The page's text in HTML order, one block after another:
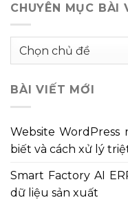
CHUYÊN MỤC BÀI
Chuyên
viết
BÀI VIẾT MỚI
Website WordPress
biết và cách xử lý
Smart Factory AI
dữ liệu sản xuất